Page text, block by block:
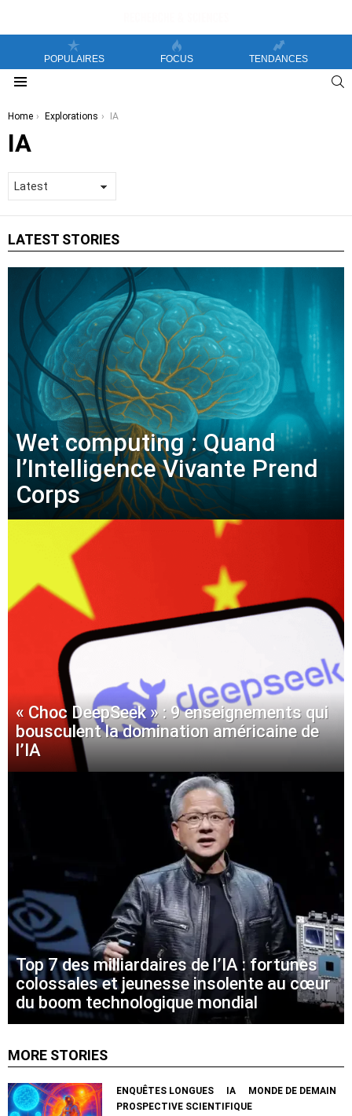
POPULAIRES FOCUS TENDANCES
You are here:
Home Explorations IA
IA
LATEST STORIES
Wet computing : Quand
l’Intelligence Vivante Prend
Corps
« Choc DeepSeek » : 9 enseignements qui
bousculent la domination américaine de
l’IA
Top 7 des milliardaires de l’IA : fortunes
colossales et jeunesse insolente au cœur
du boom technologique mondial
MORE STORIES
ENQUÊTES LONGUES IA
MONDE DE DEMAIN
PROSPECTIVE SCIENTIFIQUE